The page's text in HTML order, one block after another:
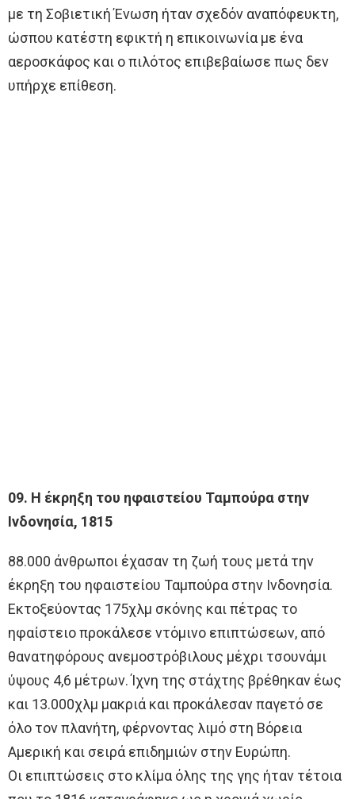
με τη Σοβιετική Ένωση ήταν σχεδόν αναπόφευκτη,
ώσπου κατέστη εφικτή η επικοινωνία με ένα
αεροσκάφος και ο πιλότος επιβεβαίωσε πως δεν
υπήρχε επίθεση.
09. Η έκρηξη του ηφαιστείου Ταμπούρα στην
Ινδονησία, 1815
88.000 άνθρωποι έχασαν τη ζωή τους μετά την
έκρηξη του ηφαιστείου Ταμπούρα στην Ινδονησία.
Εκτοξεύοντας 175χλμ σκόνης και πέτρας το
ηφαίστειο προκάλεσε ντόμινο επιπτώσεων, από
θανατηφόρους ανεμοστρόβιλους μέχρι τσουνάμι
ύψους 4,6 μέτρων. Ίχνη της στάχτης βρέθηκαν έως
και 13.000χλμ μακριά και προκάλεσαν παγετό σε
όλο τον πλανήτη, φέρνοντας λιμό στη Βόρεια
Αμερική και σειρά επιδημιών στην Ευρώπη.
Οι επιπτώσεις στο κλίμα όλης της γης ήταν τέτοια